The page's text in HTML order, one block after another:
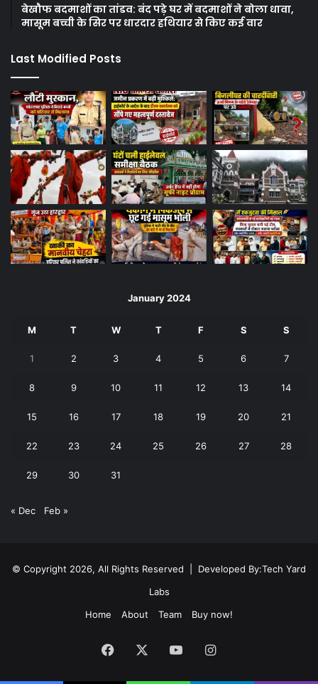
बेखौफ बदमाशों का तांडव: बंद पड़े घर में बदमाशों ने बोला धावा,
मासूम बच्ची के सिर पर धारदार हथियार से किए कई वार
Last Modified Posts
January 2024
M T W T F S S
1 2 3 4 5 6 7
8 9 10 11 12 13 14
15 16 17 18 19 20 21
22 23 24 25 26 27 28
29 30 31
« Dec Feb »
© Copyright 2026, All Rights Reserved | Developed By:Tech Yard
Labs
Home
About Team Buy now!
Facebook YouTubeInstagram